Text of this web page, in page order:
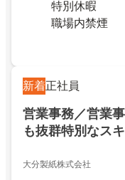
特別休暇
職場内禁煙
新着正社員
営業事務／営業
も抜群特別なス
大分製紙株式会社